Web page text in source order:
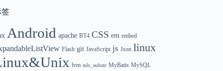
签
Android apache BT4 CSS em embed
Flash git JavaScript js Json linux
lvm mb_substr MyBatis MySQL